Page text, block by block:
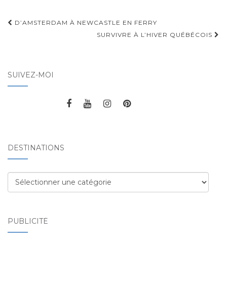
Navigation d'article
D’AMSTERDAM À NEWCASTLE EN FERRY
SURVIVRE À L’HIVER QUÉBÉCOIS
SUIVEZ-MOI
DESTINATIONS
Destinations
PUBLICITÉ